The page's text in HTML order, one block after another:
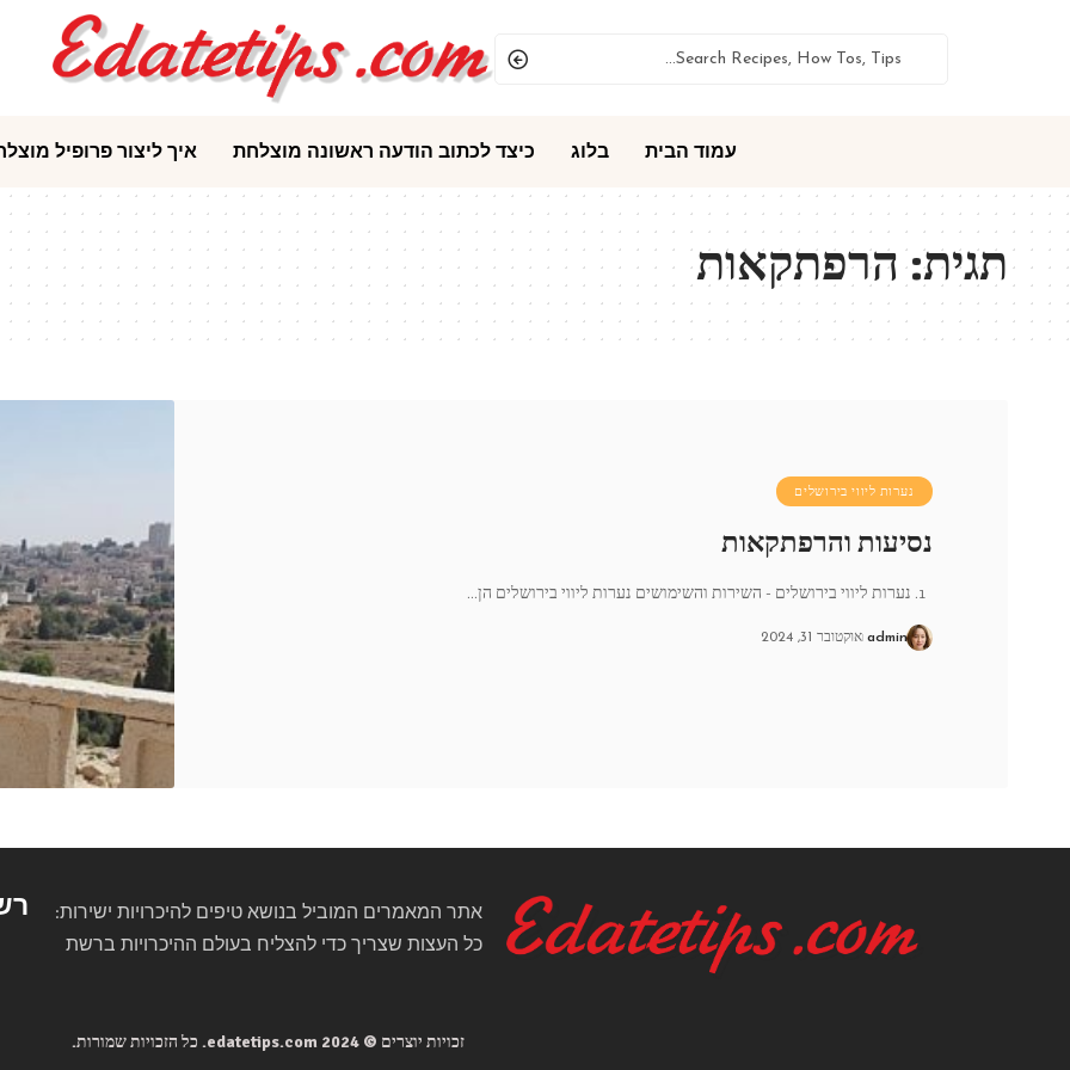
עמוד הבית בלוג כיצד לכתוב הודעה ראשונה מוצלחת איך ליצור פרופיל
תגית:הרפתקאות
נערות ליווי בירושלים
נסיעות והרפתקאות
1. נערות ליווי בירושלים - השירות והשימושים נערות ליווי בירושלים הן …
admin אוקטובר 31, 2024
אתר המאמרים המוביל בנושא טיפים להיכרויות ישירות:
כל העצות שצריך כדי להצליח בעולם ההיכרויות ברשת
זכויות יוצרים © 2024 edatetips.com. כל הזכויות שמורות.